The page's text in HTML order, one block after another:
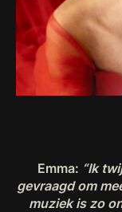
Emma: “Ik
gevraagd om
muziek is zo